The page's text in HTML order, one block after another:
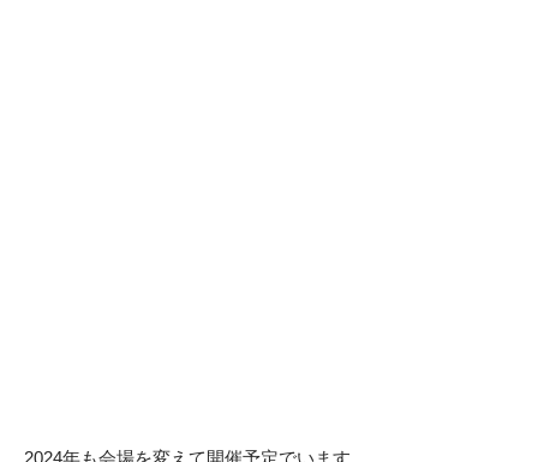
2024年も会場を変えて開催予定でいます。